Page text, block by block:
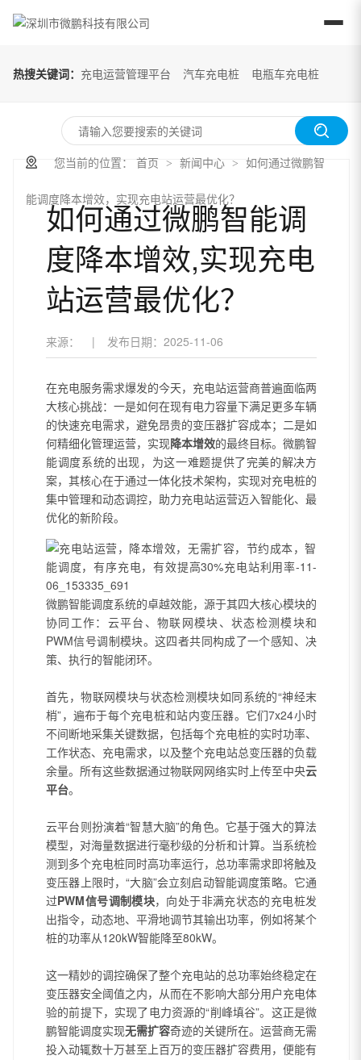
热搜关键词： 充电运营管理平台 汽车充电桩 电瓶车充电桩
您当前的位置： 首页 > 新闻中心 > 如何通过微鹏智
能调度降本增效，实现充电站运营最优化？
如何通过微鹏智能调
度降本增效,实现充电
站运营最优化？
来源： | 发布日期： 2025-11-06
在充电服务需求爆发的今天，充电站运营商普遍面临两
大核心挑战：一是如何在现有电力容量下满足更多车辆
的快速充电需求，避免昂贵的变压器扩容成本；二是如
何精细化管理运营，实现降本增效的最终目标。微鹏智
能调度系统的出现，为这一难题提供了完美的解决方
案，其核心在于通过一体化技术架构，实现对充电桩的
集中管理和动态调控，助力充电站运营迈入智能化、最
优化的新阶段。
微鹏智能调度系统的卓越效能，源于其四大核心模块的
协同工作：云平台、物联网模块、状态检测模块和
PWM信号调制模块。这四者共同构成了一个感知、决
策、执行的智能闭环。
首先，物联网模块与状态检测模块如同系统的“神经末
梢”，遍布于每个充电桩和站内变压器。它们7x24小时
不间断地采集关键数据，包括每个充电桩的实时功率、
工作状态、充电需求，以及整个充电站总变压器的负载
余量。所有这些数据通过物联网网络实时上传至中央云
平台。
云平台则扮演着“智慧大脑”的角色。它基于强大的算法
模型，对海量数据进行毫秒级的分析和计算。当系统检
测到多个充电桩同时高功率运行，总功率需求即将触及
变压器上限时，“大脑”会立刻启动智能调度策略。它通
过PWM信号调制模块，向处于非满充状态的充电桩发
出指令，动态地、平滑地调节其输出功率，例如将某个
桩的功率从120kW智能降至80kW。
这一精妙的调控确保了整个充电站的总功率始终稳定在
变压器安全阈值之内，从而在不影响大部分用户充电体
验的前提下，实现了电力资源的“削峰填谷”。这正是微
鹏智能调度实现无需扩容奇迹的关键所在。运营商无需
投入动辄数十万甚至上百万的变压器扩容费用，便能有